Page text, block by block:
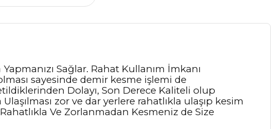
Sağlar. Rahat Kullanım İmkanı
sayesinde demir kesme işlemi de
Dolayı, Son Derece Kaliteli olup
zor ve dar yerlere rahatlıkla ulaşıp kesim
Ve Zorlanmadan Kesmeniz de Size